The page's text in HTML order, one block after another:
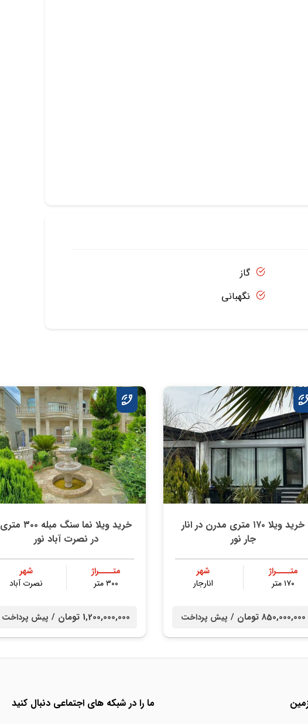
گاز
نگهبانی
خرید ویلا ۱۷۰ متری مدرن در انار
جار نور
متــــراژ
۱۷۰ متر
شهر
انارجار
850,000,000 تومان / پیش پرداخت
خرید ویلا نما سنگ مبله ۳۰۰ متری
در نصرت آباد نور
متــــراژ
۳۰۰ متر
شهر
نصرت آباد
1,200,000,000 تومان / پیش پرداخت
ما را در شبکه های اجتماعی دنبال کنید